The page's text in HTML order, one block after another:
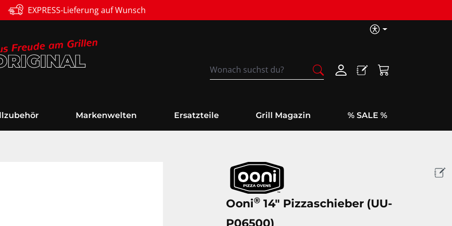
Versandkostenfrei
Warenkorb
Markenwelten Ersatzteile Grill Magazin % SALE %
Ooni® 14" Pizzaschieber (UU-
P06500)